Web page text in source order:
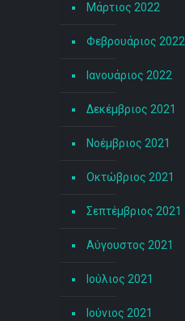
Μάρτιος 2022
Φεβρουάριος 2022
Ιανουάριος 2022
Δεκέμβριος 2021
Νοέμβριος 2021
Οκτώβριος 2021
Σεπτέμβριος 2021
Αύγουστος 2021
Ιούλιος 2021
Ιούνιος 2021